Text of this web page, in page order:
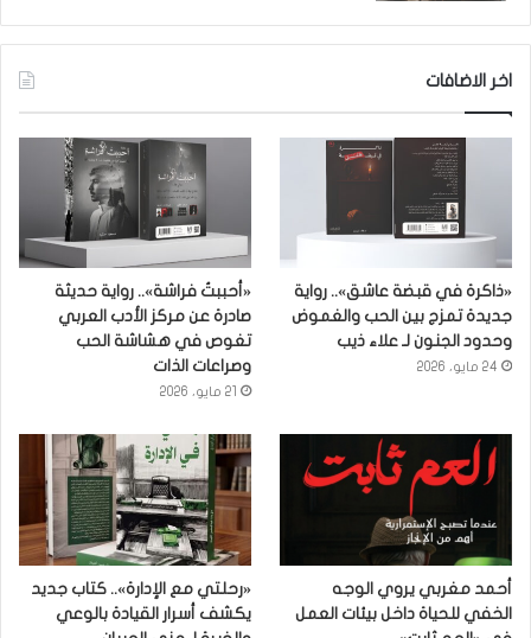
اخر الاضافات
«ذاكرة في قبضة عاشق».. رواية
جديدة تمزج بين الحب والغموض
وحدود الجنون لـ علاء ذيب
24 مايو، 2026
«أحببتُ فراشة».. رواية حديثة
صادرة عن مركز الأدب العربي
تغوص في هشاشة الحب
وصراعات الذات
21 مايو، 2026
أحمد مغربي يروي الوجه
الخفي للحياة داخل بيئات العمل
«رحلتي مع الإدارة».. كتاب جديد
يكشف أسرار القيادة بالوعي